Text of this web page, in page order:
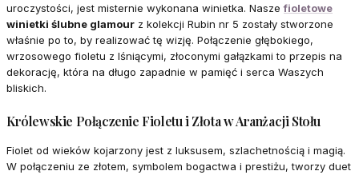
uroczystości, jest misternie wykonana winietka. Naszefioletowe
winietki ślubne glamour z kolekcji Rubin nr 5 zostały stworzone
właśnie po to, by realizować tę wizję. Połączenie głębokiego,
wrzosowego fioletu z lśniącymi, złoconymi gałązkami to przepis na
dekorację, która na długo zapadnie w pamięć i serca Waszych
bliskich.
Królewskie Połączenie Fioletu i Złota w Aranżacji Stołu
Fiolet od wieków kojarzony jest z luksusem, szlachetnością i magią.
W połączeniu ze złotem, symbolem bogactwa i prestiżu, tworzy duet